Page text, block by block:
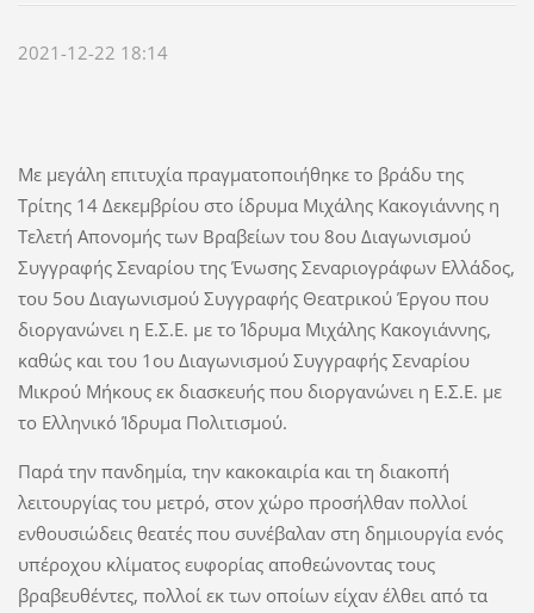
2021-12-22 18:14
Με μεγάλη επιτυχία πραγματοποιήθηκε το βράδυ της
Τρίτης 14 Δεκεμβρίου στο ίδρυμα Μιχάλης Κακογιάννης η
Τελετή Απονομής των Βραβείων του 8ου Διαγωνισμού
Συγγραφής Σεναρίου της Ένωσης Σεναριογράφων Ελλάδος,
του 5ου Διαγωνισμού Συγγραφής Θεατρικού Έργου που
διοργανώνει η Ε.Σ.Ε. με το Ίδρυμα Μιχάλης Κακογιάννης,
καθώς και του 1ου Διαγωνισμού Συγγραφής Σεναρίου
Μικρού Μήκους εκ διασκευής που διοργανώνει η Ε.Σ.Ε. με
το Ελληνικό Ίδρυμα Πολιτισμού.
Παρά την πανδημία, την κακοκαιρία και τη διακοπή
λειτουργίας του μετρό, στον χώρο προσήλθαν πολλοί
ενθουσιώδεις θεατές που συνέβαλαν στη δημιουργία ενός
υπέροχου κλίματος ευφορίας αποθεώνοντας τους
βραβευθέντες, πολλοί εκ των οποίων είχαν έλθει από τα